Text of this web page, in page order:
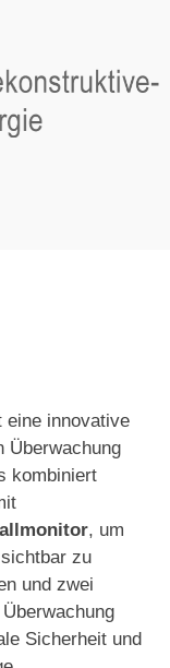
eine innovative
Überwachung
kombiniert
, um
zu
und zwei
Sicherheit und